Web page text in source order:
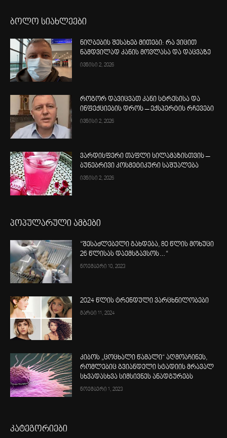
ბოლო სიახლეები
ნიღბების შესახებ მითები: რა ვიცით
ნამდვილად კანის მოვლასა და დაცვაზე
ივნისი 2, 2026
როგორ დავიცვათ კანი სტრესისა და
ინფექციების დროს – ექსპერტის რჩევები
ივნისი 2, 2026
ვარდისფერი თაფლი სილამაზისთვის –
ბუნებრივი კოსმეტიკური საშუალება
ივნისი 2, 2026
პოპულარული ამბები
“შესაძლებელი გახდება, 80 წლის მოხუცი
26 წლისას დაემსგავსოს…“
ნოემბერი 10, 2023
2024 წლის ტრენდული ვარცხნილობები
მარტი 11, 2024
კიბოს „ცოცხალი წამალი“ აღმოაჩინეს,
რომლებიც გვიანდელი სტადიის მრავალ
სხვადასხვა სიმსივნეს ანადგურებს
ნოემბერი 1, 2023
კატეგორიები